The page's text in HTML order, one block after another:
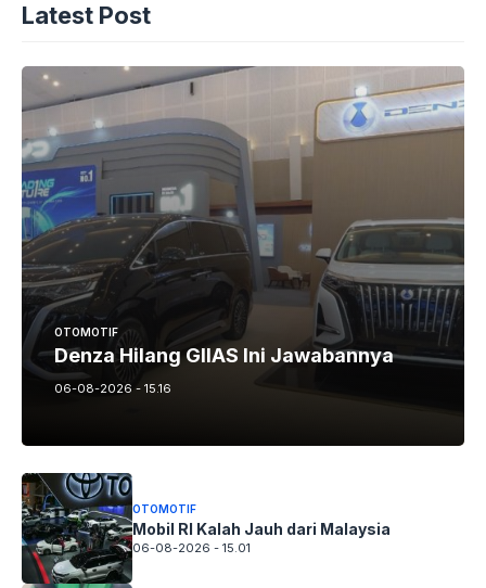
Latest Post
OTOMOTIF
Denza Hilang GIIAS Ini Jawabannya
06-08-2026 - 15.16
OTOMOTIF
Mobil RI Kalah Jauh dari Malaysia
06-08-2026 - 15.01